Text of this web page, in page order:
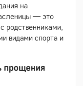
на
— это
родственниками,
видами спорта и
прощения